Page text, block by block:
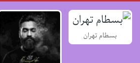
بسطام تهران